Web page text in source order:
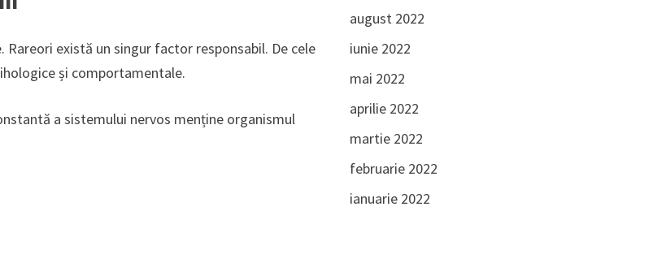
există un singur factor responsabil. De cele
și comportamentale.
a sistemului nervos menține organismul
august 2022
iunie 2022
mai 2022
aprilie 2022
martie 2022
februarie 2022
ianuarie 2022